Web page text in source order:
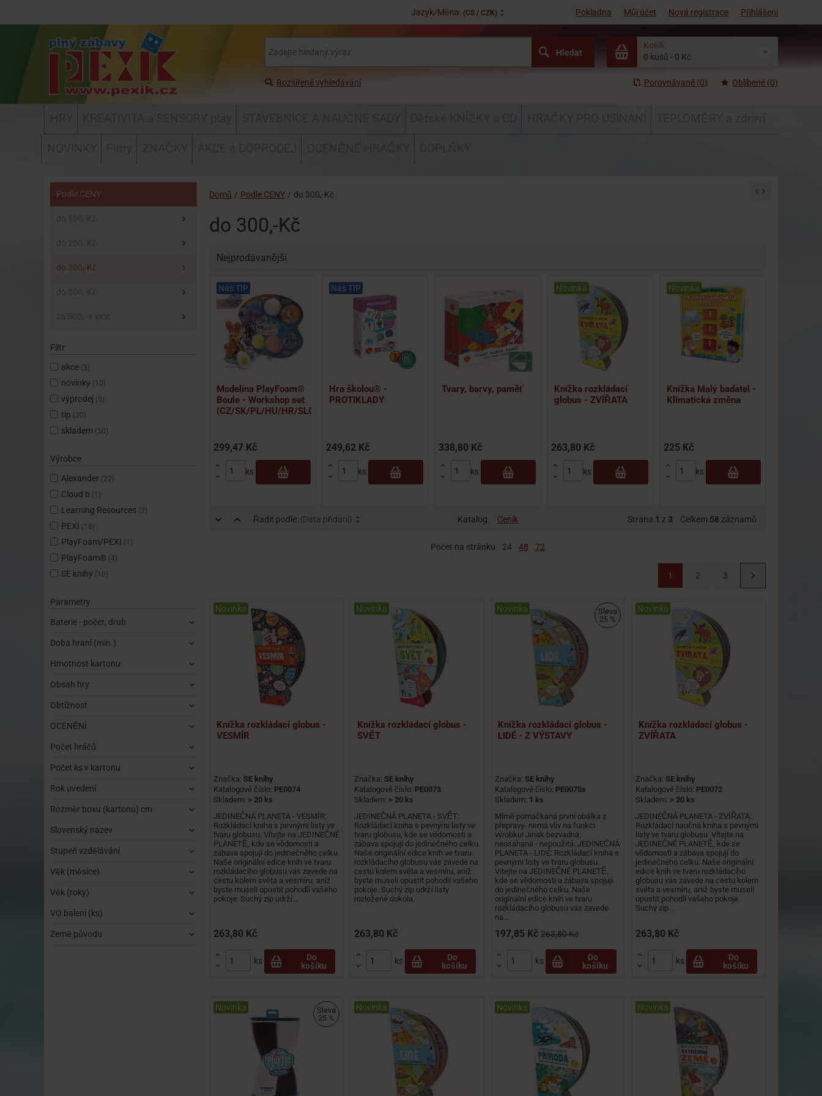
Jazyk/Měna: (CS / CZK) Pokladna Můj účet Nová registrace Přihlášení
Hledat
Košík
0 kusů - 0 Kč
Rozšířené vyhledávání Porovnávané (0) Oblíbené (0)
Podle CENY
do 300,-Kč
Filtr
akce (3)
novinky (10)
výprodej (5)
tip (20)
skladem (50)
Výrobce
Alexander (22)
Cloud b (1)
Learning Resources (2)
PEXI (18)
PlayFoam/PEXI (1)
PlayFoam® (4)
SE knihy (10)
Parametry
Baterie - počet, druh
Doba hraní (min.)
Hmotnost kartonu
Obsah hry
Obtížnost
OCENĚNÍ
Počet hráčů
Počet ks v kartonu
Rok uvedení
Rozměr boxu (kartonu) cm
Slovenský název
Stupeň vzdělávání
Věk (měsíce)
Věk (roky)
VO balení (ks)
Země původu
Domů / Podle CENY / do 300,-Kč
do 300,-Kč
Nejprodávanější
ČÍSLOHRANÍ
hra
PEXI Velcro

Náš TIP
Modelína PlayFoam®
Boule - Workshop set
(CZ/SK/PL/HU/HR/SLO)
299,47 Kč


ks
Náš TIP
Hra školou® -
PROTIKLADY
249,62 Kč


ks
Tvary, barvy, paměť
338,80 Kč


ks
Novinka
Knížka rozkládací
globus - ZVÍŘATA
263,80 Kč


ks
Novinka
Knížka Malý badatel -
Klimatická změna
225 Kč


ks
Řadit podle: (Data přidání) Katalog Ceník Strana 1 z 3 Celkem 58 záznamů
Počet na stránku 24 48 72
1 2 3
Novinka
Knížka rozkládací globus -
VESMÍR
Značka: SE knihy
Katalogové číslo: PE0074
Skladem: > 20 ks
JEDINEČNÁ PLANETA - VESMÍR:
Rozkládací kniha s pevnými listy ve
tvaru globusu. Vítejte na JEDINEČNÉ
PLANETĚ, kde se vědomosti a
zábava spojují do jedinečného celku.
Naše originální edice knih ve tvaru
rozkládacího globusu vás zavede na
cestu kolem světa a vesmíru, aniž
byste museli opustit pohodlí vašeho
pokoje. Suchý zip udrží...
263,80 Kč


ks
Do
košíku
Novinka
Knížka rozkládací globus -
SVĚT
Značka: SE knihy
Katalogové číslo: PE0073
Skladem: > 20 ks
JEDINEČNÁ PLANETA - SVĚT:
Rozkládací kniha s pevnými listy ve
tvaru globusu, kde se vědomosti a
zábava spojují do jedinečného celku.
Naše originální edice knih ve tvaru
rozkládacího globusu vás zavede na
cestu kolem světa a vesmíru, aniž
byste museli opustit pohodlí vašeho
pokoje. Suchý zip udrží listy
rozložené dokola.
263,80 Kč


ks
Do
košíku
Novinka
Sleva
25 %
Knížka rozkládací globus -
LIDÉ - Z VÝSTAVY
Značka: SE knihy
Katalogové číslo: PE0075s
Skladem: 1 ks
Mírně pomačkaná první obálka z
přepravy- nemá vliv na funkci
výrobku! Jinak bezvadná,
neosahaná - nepoužitá. JEDINEČNÁ
PLANETA - LIDÉ: Rozkládací kniha s
pevnými listy ve tvaru globusu.
Vítejte na JEDINEČNÉ PLANETĚ,
kde se vědomosti a zábava spojují
do jedinečného celku. Naše
originální edice knih ve tvaru
rozkládacího globusu vás zavede
na...
197,85 Kč 263,80 Kč


ks
Do
košíku
Novinka
Knížka rozkládací globus -
ZVÍŘATA
Značka: SE knihy
Katalogové číslo: PE0072
Skladem: > 20 ks
JEDINEČNÁ PLANETA - ZVÍŘATA:
Rozkládací naučná kniha s pevnými
listy ve tvaru globusu. Vítejte na
JEDINEČNÉ PLANETĚ, kde se
vědomosti a zábava spojují do
jedinečného celku. Naše originální
edice knih ve tvaru rozkládacího
globusu vás zavede na cestu kolem
světa a vesmíru, aniž byste museli
opustit pohodlí vašeho pokoje.
Suchý zip...
263,80 Kč


ks
Do
košíku
Novinka
Sleva
25 %
Novinka Novinka Novinka